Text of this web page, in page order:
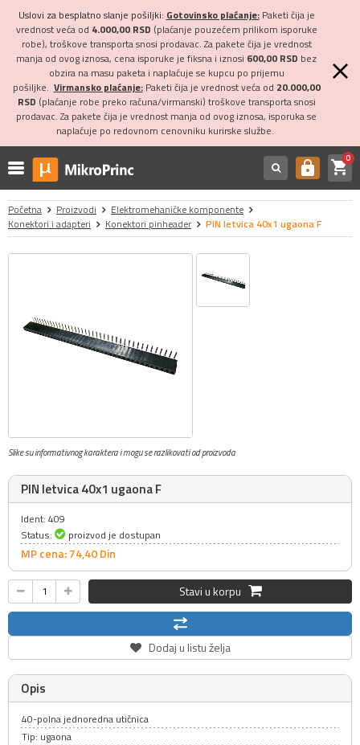
Uslovi za besplatno slanje pošiljki: Gotovinsko plaćanje:Paketi čija je
vrednost veća od 4.000,00 RSD (plaćanje pouzećem prilikom isporuke
robe), troškove transporta snosi prodavac. Za pakete čija je vrednost
manja od ovog iznosa, cena isporuke je fiksna i iznosi 600,00 RSD bez
obzira na masu paketa i naplaćuje se kupcu po prijemu
pošiljke. Virmansko plaćanje:Paketi čija je vrednost veća od 20.000,00
RSD (plaćanje robe preko računa/virmanski) troškove transporta snosi
prodavac. Za pakete čija je vrednost manja od ovog iznosa, isporuka se
naplaćuje po redovnom cenovniku kurirske službe.
https shopping_cart0
Početna Proizvodi
Elektromehaničke komponente
Konektori i adapteri
Konektori pinheader PIN letvica 40x1 ugaona F
Slike su informativnog karaktera i mogu se razlikovati od proizvoda
PIN letvica 40x1 ugaona F
Ident: 409
Status:
proizvod je dostupan
MP cena: 74,40Din
Stavi u korpu
Dodaj u listu želja
Opis
40-polna jednoredna utičnica
Tip: ugaona